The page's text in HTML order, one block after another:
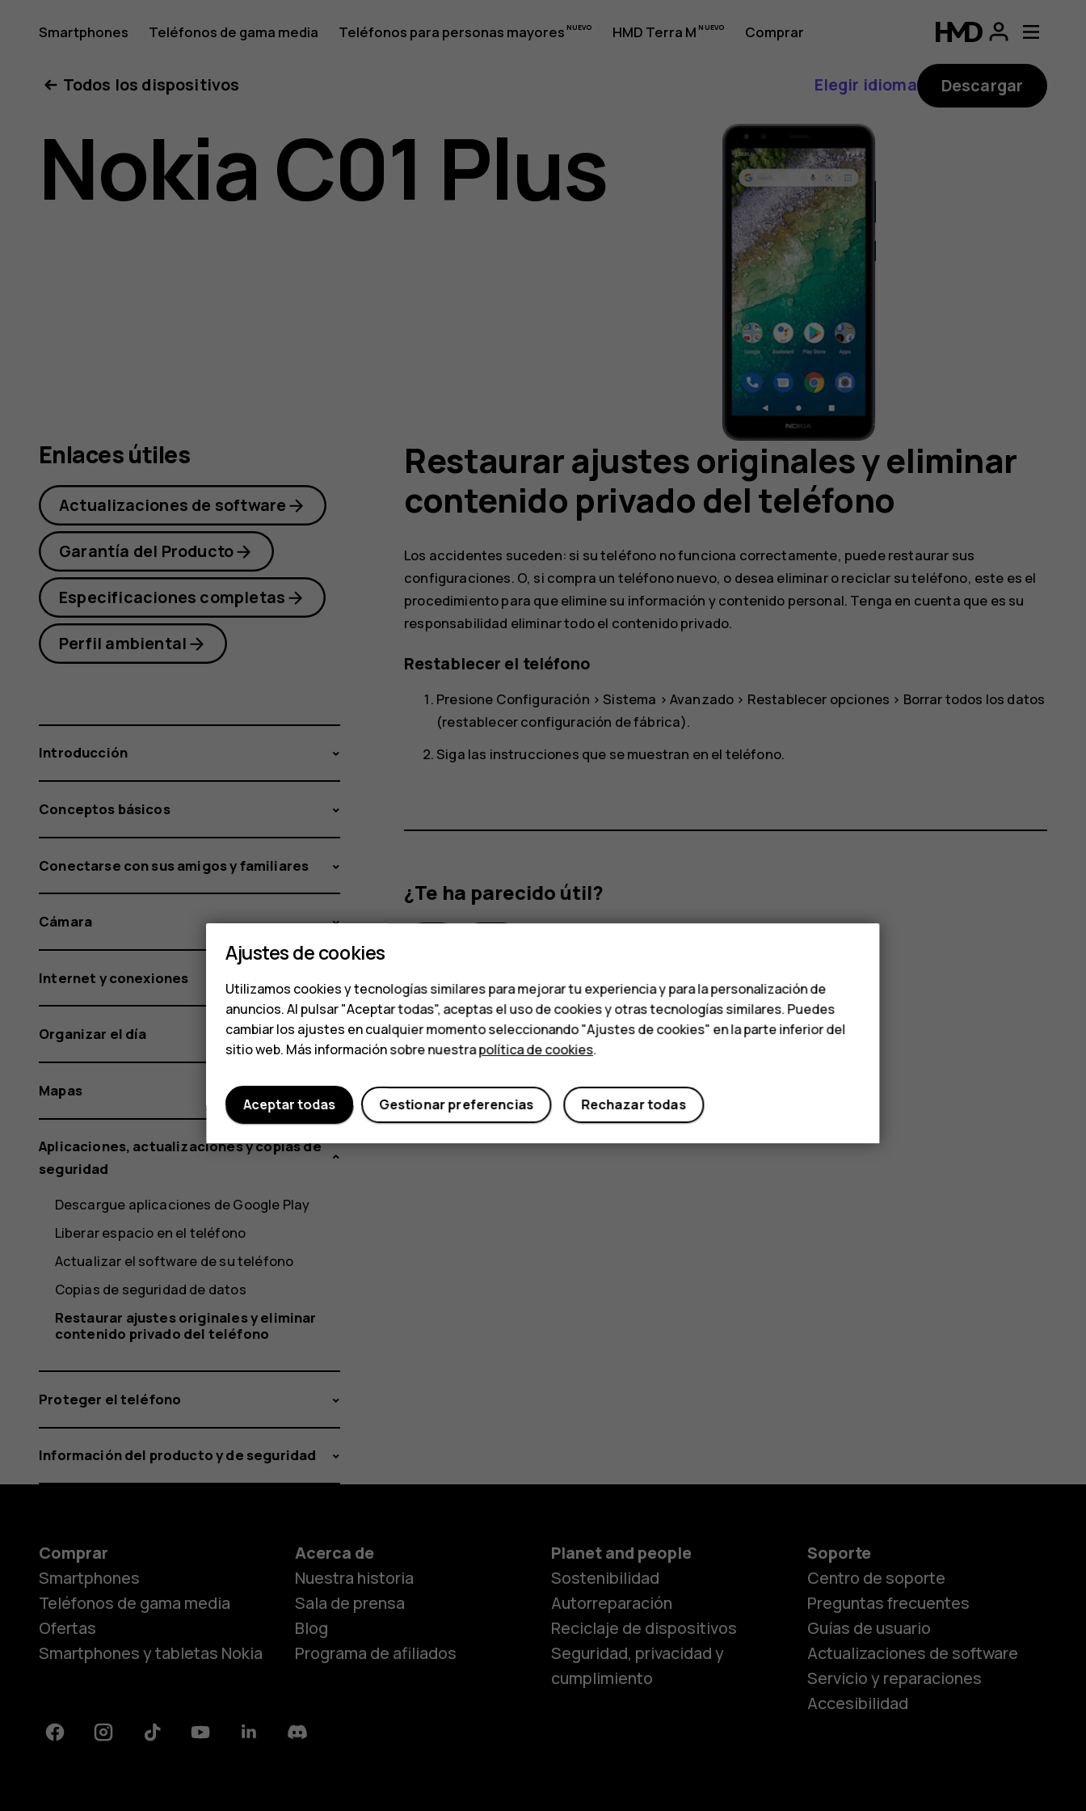
Manual
del
usuario
C01
Plus
Smartphones Teléfonos de gama media Teléfonos para personas mayores HMD Terra M Comprar
Todos los dispositivos
Elegir idioma Descargar
Nokia C01 Plus
Restaurar ajustes originales y eliminar
contenido privado del teléfono
Los accidentes suceden: si su teléfono no funciona correctamente, puede restaurar sus
configuraciones. O, si compra un teléfono nuevo, o desea eliminar o reciclar su teléfono, este es el
procedimiento para que elimine su información y contenido personal. Tenga en cuenta que es su
responsabilidad eliminar todo el contenido privado.
Restablecer el teléfono
Presione Configuración > Sistema > Avanzado > Restablecer opciones > Borrar todos los datos
(restablecer configuración de fábrica).
Siga las instrucciones que se muestran en el teléfono.
¿Te ha parecido útil?
Enlaces útiles
Actualizaciones de software
Garantía del Producto
Especificaciones completas
Perfil ambiental
Introducción
Conceptos básicos
Conectarse con sus amigos y familiares
Cámara
Internet y conexiones
Organizar el día
Mapas
Aplicaciones, actualizaciones y copias de
seguridad
Descargue aplicaciones de Google Play
Liberar espacio en el teléfono
Actualizar el software de su teléfono
Copias de seguridad de datos
Restaurar ajustes originales y eliminar
contenido privado del teléfono
Proteger el teléfono
Información del producto y de seguridad
Comprar
Smartphones
Teléfonos de gama media
Ofertas
Smartphones y tabletas Nokia
Acerca de
Nuestra historia
Sala de prensa
Blog
Programa de afiliados
Planet and people
Sostenibilidad
Autorreparación
Reciclaje de dispositivos
Seguridad, privacidad y
cumplimiento
Soporte
Centro de soporte
Preguntas frecuentes
Guías de usuario
Actualizaciones de software
Servicio y reparaciones
Accesibilidad
FacebookInstagramTiktok YoutubeLinkedinDiscord
Ajustes de cookies
Utilizamos cookies y tecnologías similares para mejorar tu experiencia y para la personalización de
anuncios. Al pulsar "Aceptar todas", aceptas el uso de cookies y otras tecnologías similares. Puedes
cambiar los ajustes en cualquier momento seleccionando "Ajustes de cookies" en la parte inferior del
sitio web. Más información sobre nuestrapolítica de cookies.
Rechazar todas
Gestionar preferencias
Aceptar todas